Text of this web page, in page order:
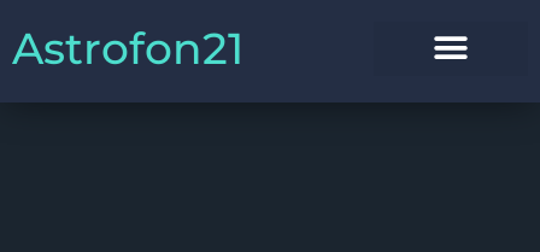
Astrofon21